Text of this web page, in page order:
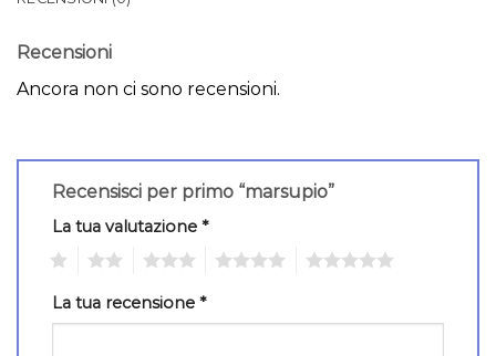
Recensioni
Ancora non ci sono recensioni.
Recensisci per primo “marsupio”
La tua valutazione *
La tua recensione *